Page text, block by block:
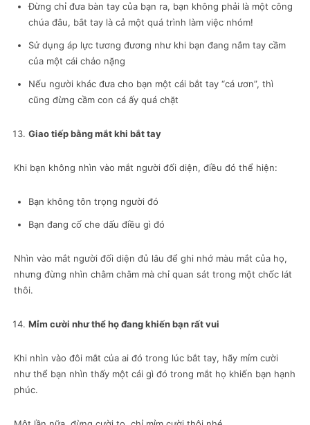
Đừng chỉ đưa bàn tay của bạn ra, bạn không phải là một công
chúa đâu, bắt tay là cả một quá trình làm việc nhóm!
Sử dụng áp lực tương đương như khi bạn đang nắm tay cầm
của một cái chảo nặng
Nếu người khác đưa cho bạn một cái bắt tay “cá ươn”, thì
cũng đừng cầm con cá ấy quá chặt
Giao tiếp bằng mắt khi bắt tay
Khi bạn không nhìn vào mắt người đối diện, điều đó thể hiện:
Bạn không tôn trọng người đó
Bạn đang cố che dấu điều gì đó
Nhìn vào mắt người đối diện đủ lâu để ghi nhớ màu mắt của họ,
nhưng đừng nhìn chằm chằm mà chỉ quan sát trong một chốc lát
thôi.
Mỉm cười như thể họ đang khiến bạn rất vui
Khi nhìn vào đôi mắt của ai đó trong lúc bắt tay, hãy mỉm cười
như thể bạn nhìn thấy một cái gì đó trong mắt họ khiến bạn hạnh
phúc.